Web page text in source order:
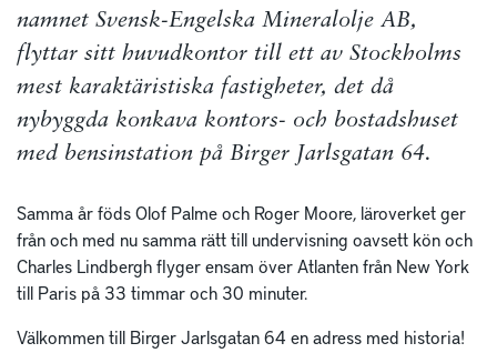
namnet Svensk-Engelska Mineralolje AB,
flyttar sitt huvudkontor till ett av Stockholms
mest karaktäristiska fastigheter, det då
nybyggda konkava kontors- och bostadshuset
med bensinstation på Birger Jarlsgatan 64.
Samma år föds Olof Palme och Roger Moore, läroverket ger
från och med nu samma rätt till undervisning oavsett kön och
Charles Lindbergh flyger ensam över Atlanten från New York
till Paris på 33 timmar och 30 minuter.
Välkommen till Birger Jarlsgatan 64 en adress med historia!